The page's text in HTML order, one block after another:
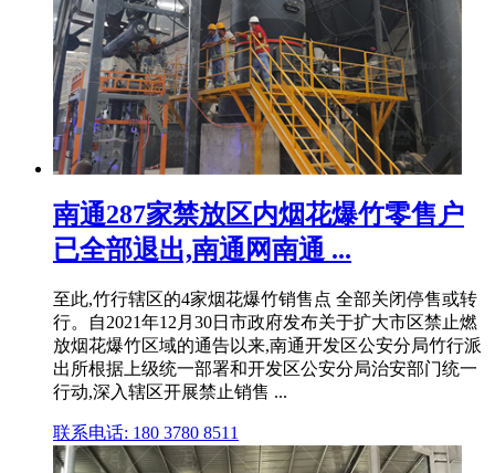
南通287家禁放区内烟花爆竹零售户
已全部退出,南通网南通 ...
至此,竹行辖区的4家烟花爆竹销售点 全部关闭停售或转
行。自2021年12月30日市政府发布关于扩大市区禁止燃
放烟花爆竹区域的通告以来,南通开发区公安分局竹行派
出所根据上级统一部署和开发区公安分局治安部门统一
行动,深入辖区开展禁止销售 ...
联系电话: 180 3780 8511